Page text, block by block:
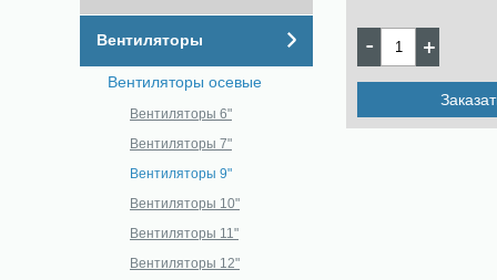
Вентиляторы
Вентиляторы осевые
Вентиляторы 6"
Вентиляторы 7"
Вентиляторы 9"
Вентиляторы 10"
Вентиляторы 11"
Вентиляторы 12"